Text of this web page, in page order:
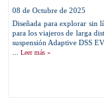
08 de Octubre de 2025
Diseñada para explorar sin
para los viajeros de larga
suspensión Adaptive DSS
...Leer más »